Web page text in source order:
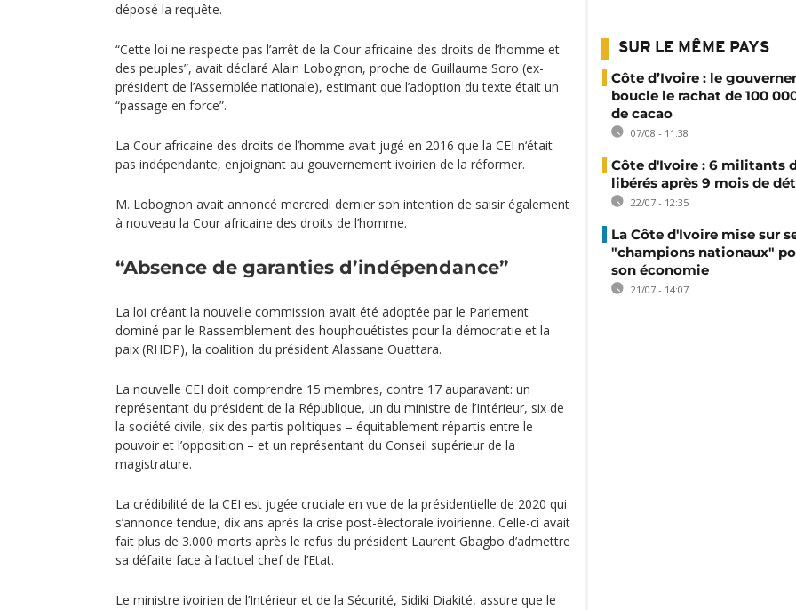
déposé la requête.
“Cette loi ne respecte pas l’arrêt de la Cour africaine des droits de l’homme et
des peuples”, avait déclaré Alain Lobognon, proche de Guillaume Soro (ex-
président de l’Assemblée nationale), estimant que l’adoption du texte était un
“passage en force”.
La Cour africaine des droits de l’homme avait jugé en 2016 que la CEI n‘était
pas indépendante, enjoignant au gouvernement ivoirien de la réformer.
M. Lobognon avait annoncé mercredi dernier son intention de saisir également
à nouveau la Cour africaine des droits de l’homme.
“Absence de garanties d’indépendance”
La loi créant la nouvelle commission avait été adoptée par le Parlement
dominé par le Rassemblement des houphouétistes pour la démocratie et la
paix (RHDP), la coalition du président Alassane Ouattara.
La nouvelle CEI doit comprendre 15 membres, contre 17 auparavant: un
représentant du président de la République, un du ministre de l’Intérieur, six de
la société civile, six des partis politiques – équitablement répartis entre le
pouvoir et l’opposition – et un représentant du Conseil supérieur de la
magistrature.
La crédibilité de la CEI est jugée cruciale en vue de la présidentielle de 2020 qui
s’annonce tendue, dix ans après la crise post-électorale ivoirienne. Celle-ci avait
fait plus de 3.000 morts après le refus du président Laurent Gbagbo d’admettre
sa défaite face à l’actuel chef de l’Etat.
Le ministre ivoirien de l’Intérieur et de la Sécurité, Sidiki Diakité, assure que le
SUR LE MÊME PAYS
Côte d’Ivoire : le
boucle le rachat de 100
de cacao
07/08 - 11:38
Côte d'Ivoire : 6 militants
libérés après 9 mois de
22/07 - 12:35
La Côte d'Ivoire mise sur
"champions nationaux"
son économie
21/07 - 14:07